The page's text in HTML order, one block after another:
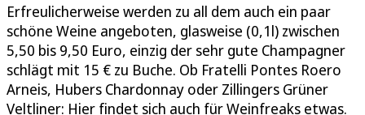
Erfreulicherweise werden zu all dem auch ein paar
schöne Weine angeboten, glasweise (0,1l) zwischen
5,50 bis 9,50 Euro, einzig der sehr gute Champagner
schlägt mit 15 € zu Buche. Ob Fratelli Pontes Roero
Arneis, Hubers Chardonnay oder Zillingers Grüner
Veltliner: Hier findet sich auch für Weinfreaks etwas.